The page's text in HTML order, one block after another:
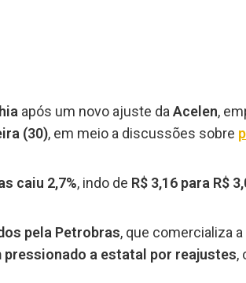
após um novo ajuste da Acelen,
(30), em meio a discussões sobre
caiu 2,7%, indo de R$ 3,16 para R$
pela Petrobras, que comercializa a
pressionado a estatal por reajustes,